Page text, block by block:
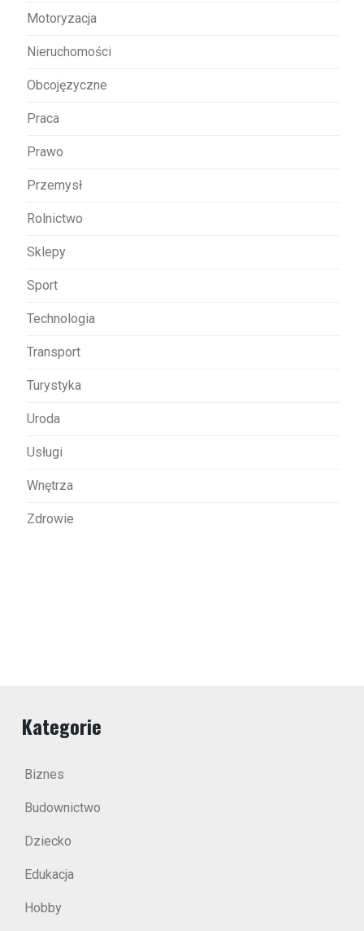
Motoryzacja
Nieruchomości
Obcojęzyczne
Praca
Prawo
Przemysł
Rolnictwo
Sklepy
Sport
Technologia
Transport
Turystyka
Uroda
Usługi
Wnętrza
Zdrowie
Kategorie
Biznes
Budownictwo
Dziecko
Edukacja
Hobby